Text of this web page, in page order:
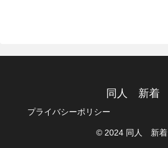
同人 新着
プライバシーポリシー
© 2024 同人 新着.